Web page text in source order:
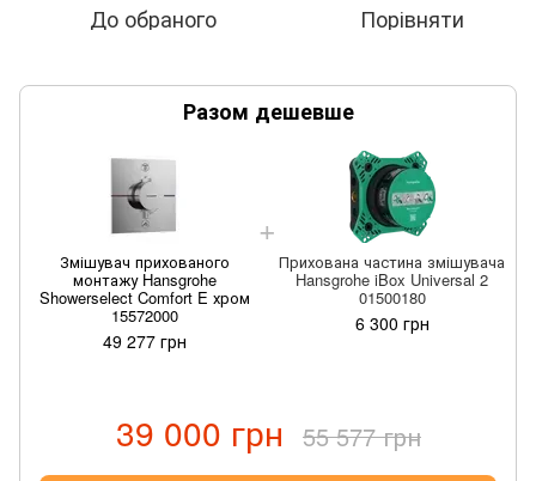
До обраного Порівняти
Разом дешевше
Змішувач прихованого
монтажу Hansgrohe
Showerselect Comfort E хром
15572000
49 277 грн
Прихована частина змішувача
Hansgrohe iBox Universal 2
01500180
6 300 грн
39 000 грн 55 577 грн